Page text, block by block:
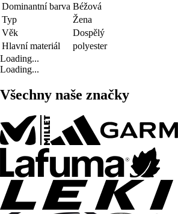
Dominantní barva Béžová
Typ
Žena
Věk
Dospělý
Hlavní materiál
polyester
Loading...
Loading...
Všechny naše značky